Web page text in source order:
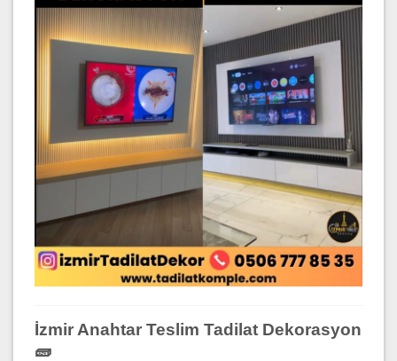
İzmir Anahtar Teslim Tadilat Dekorasyon
🧱